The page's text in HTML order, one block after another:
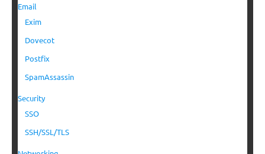
Email
Exim
Dovecot
Postfix
SpamAssassin
Security
SSO
SSH/SSL/TLS